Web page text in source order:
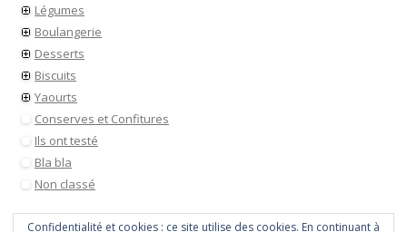
Légumes
Boulangerie
Desserts
Biscuits
Yaourts
Conserves et Confitures
Ils ont testé
Bla bla
Non classé
Confidentialité et cookies : ce site utilise des cookies. En continuant à